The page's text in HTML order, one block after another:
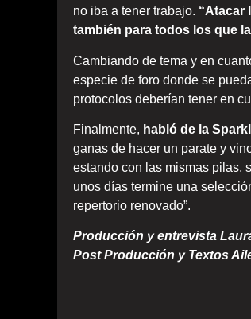
no iba a tener trabajo. “Atacar
también para todos los que
Cambiando de tema y en
especie de foro donde se
protocolos deberían tener en
Finalmente, habló de la
ganas de hacer un parate y
estando con las mismas pilas,
unos días termine una
repertorio renovado”.
Producción y entrevista
Post Producción y Textos